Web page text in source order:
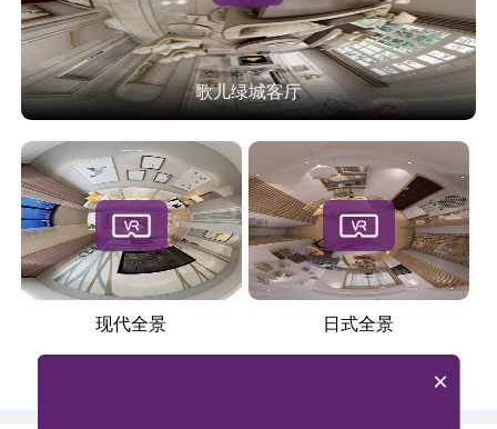
歌儿绿城客厅
现代全景 日式全景
×